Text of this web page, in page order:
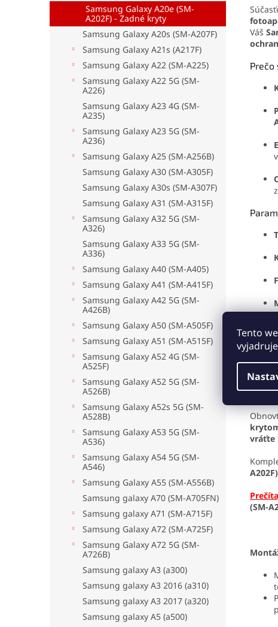
Tento
Samsung Galaxy A20e (SM-
A202F) - Zadné kryty
Samsung Galaxy A20s (SM-A207F)
Samsung Galaxy A21s (A217F)
Samsung Galaxy A22 (SM-A225)
Samsung Galaxy A22 5G (SM-
A226)
Samsung Galaxy A23 4G (SM-
A235)
Samsung Galaxy A23 5G (SM-
A236)
Samsung Galaxy A25 (SM-A256B)
Samsung Galaxy A30 (SM-A305F)
Samsung Galaxy A30s (SM-A307F)
Samsung Galaxy A31 (SM-A315F)
Samsung Galaxy A32 5G (SM-
A326)
Samsung Galaxy A33 5G (SM-
A336)
Samsung Galaxy A40 (SM-A405)
Samsung Galaxy A41 (SM-A415F)
Samsung Galaxy A42 5G (SM-
A426B)
Samsung Galaxy A50 (SM-A505F)
Samsung Galaxy A51 (SM-A515F)
Samsung Galaxy A52 4G (SM-
A525F)
Samsung Galaxy A52 5G (SM-
A526B)
Samsung Galaxy A52s 5G (SM-
A528B)
Samsung Galaxy A53 5G (SM-
A536)
Samsung Galaxy A54 5G (SM-
A546)
Samsung Galaxy A55 (SM-A556B)
Samsung galaxy A70 (SM-A705FN)
Samsung galaxy A71 (SM-A715F)
Samsung Galaxy A72 (SM-A725F)
Samsung Galaxy A72 5G (SM-
A726B)
Samsung galaxy A3 (a300)
Samsung galaxy A3 2016 (a310)
Samsung galaxy A3 2017 (a320)
Samsung galaxy A5 (a500)
Váš
vráťte
A202F)
(SM-